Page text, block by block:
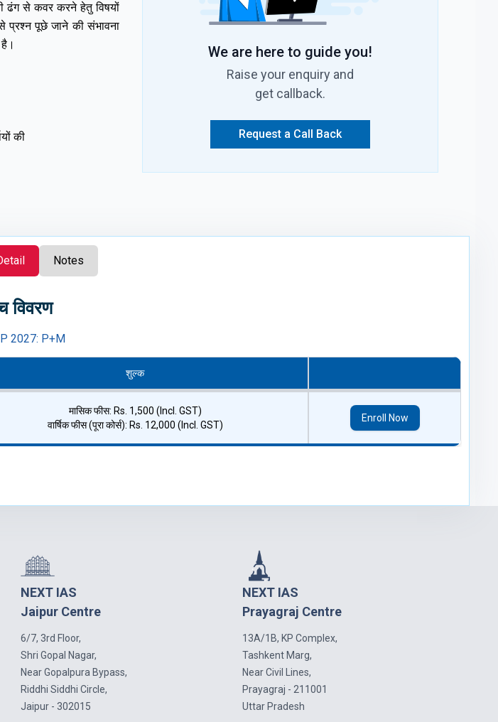
We are here to guide you!
Raise your enquiry and
get callback.
Request a Call Back
ढंग से कवर करने हेतु विषयों
प्रश्न पूछे जाने की संभावना
की
Notes
विवरण
2027: P+M
शुल्क
मासिक फीस: Rs. 1,500 (Incl. GST)
वार्षिक फीस (पूरा कोर्स): Rs. 12,000 (Incl. GST)
Enroll Now
NEXT IAS
Jaipur Centre
6/7, 3rd Floor,
Shri Gopal Nagar,
Near Gopalpura Bypass,
Riddhi Siddhi Circle,
Jaipur - 302015
NEXT IAS
Prayagraj Centre
13A/1B, KP Complex,
Tashkent Marg,
Near Civil Lines,
Prayagraj - 211001
Uttar Pradesh